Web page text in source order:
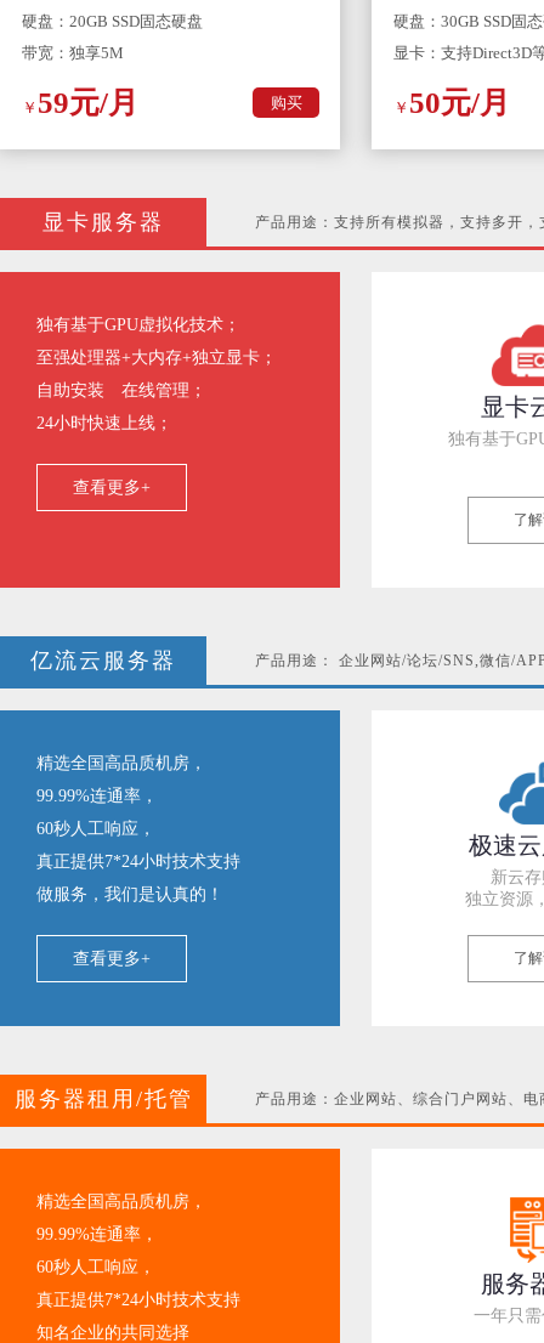
硬盘：20GB SSD固态硬盘
带宽：独享5M
￥ 59元/月 购买
硬盘：30GB SSD固
显卡：支持Direct3D
￥ 50元/月
显卡服务器 产品用途：支持所有模拟器，支持多开
独有基于GPU虚拟化技术；
至强处理器+大内存+独立显卡；
自助安装 在线管理；
24小时快速上线；
查看更多+
显卡
独有基于
了
亿流云服务器 产品用途： 企业网站/论坛/SNS,微信/
精选全国高品质机房，
99.99%连通率，
60秒人工响应，
真正提供7*24小时技术支持
做服务，我们是认真的！
查看更多+
极速
新云
独立资源
了
服务器租用/托管 产品用途：企业网站、综合门户网站、
精选全国高品质机房，
99.99%连通率，
60秒人工响应，
真正提供7*24小时技术支持
知名企业的共同选择
服务
一年只